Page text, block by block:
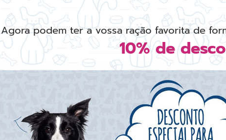
Agora podem ter a vossa ração favorita de
10% de